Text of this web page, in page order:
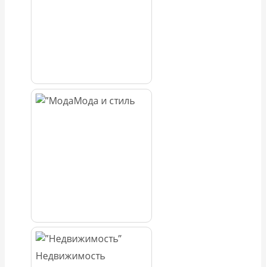
Мода и стиль
Недвижимость